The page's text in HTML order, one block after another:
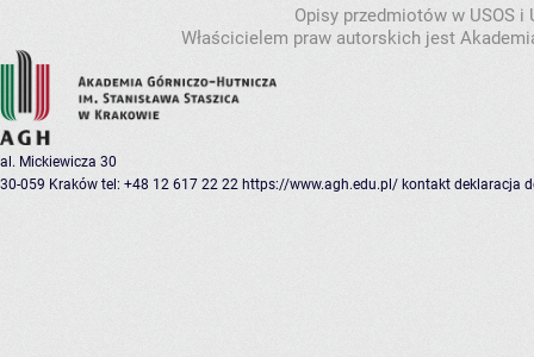
Opisy przedmiotów w USOS
Właścicielem praw autorskich jest
al. Mickiewicza 30
30-059 Kraków tel: +48 12 617 22 22 https://www.agh.edu.pl/ kontakt deklaracja